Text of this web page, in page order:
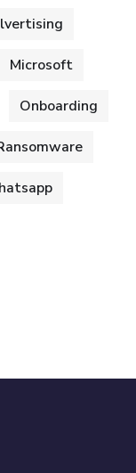
Microsoft
Onboarding